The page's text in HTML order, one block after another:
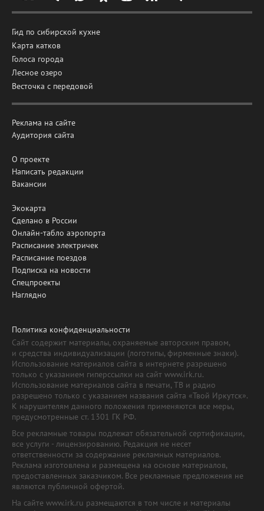
Гид по сибирской кухне
Карта катков
Голоса города
Лесное озеро
Весточка с передовой
Реклама на сайте
Аудитория сайта
О проекте
Написать редакции
Вакансии
Экокарта
Сделано в России
Онлайн-табло аэропорта
Расписание электричек
Расписание поездов
Подписка на новости
Спецпроекты
Наглядно
Политика конфиденциальности
Сайт содержит материалы, охраняемые авторским правом,
и средства индивидуализации (логотипы, фирменные знаки).
Использование материалов сайта в интернете разрешено
только с указанием гиперссылки на сайт www.irk.ru.
Использование материалов сайта в печати, ТВ и радио
разрешено только с указанием названия сайта «Твой Иркутск».
К нарушителям данного положения применяются все меры,
предусмотренные ст. 1301 ГК РФ.
Все рекламные товары подлежат обязательной сертификации,
все услуги - лицензированию. Редакция не несет
ответственности за содержание рекламных материалов.
Реклама изготовлена и размещена на основе материалов,
предоставленных заказчиком. Все рекламные предложения не
являются публичной офертой.
На сайте www.irk.ru размещаются в том числе и материалы